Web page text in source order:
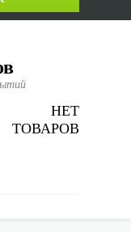
НЕТ
ТОВАРОВ